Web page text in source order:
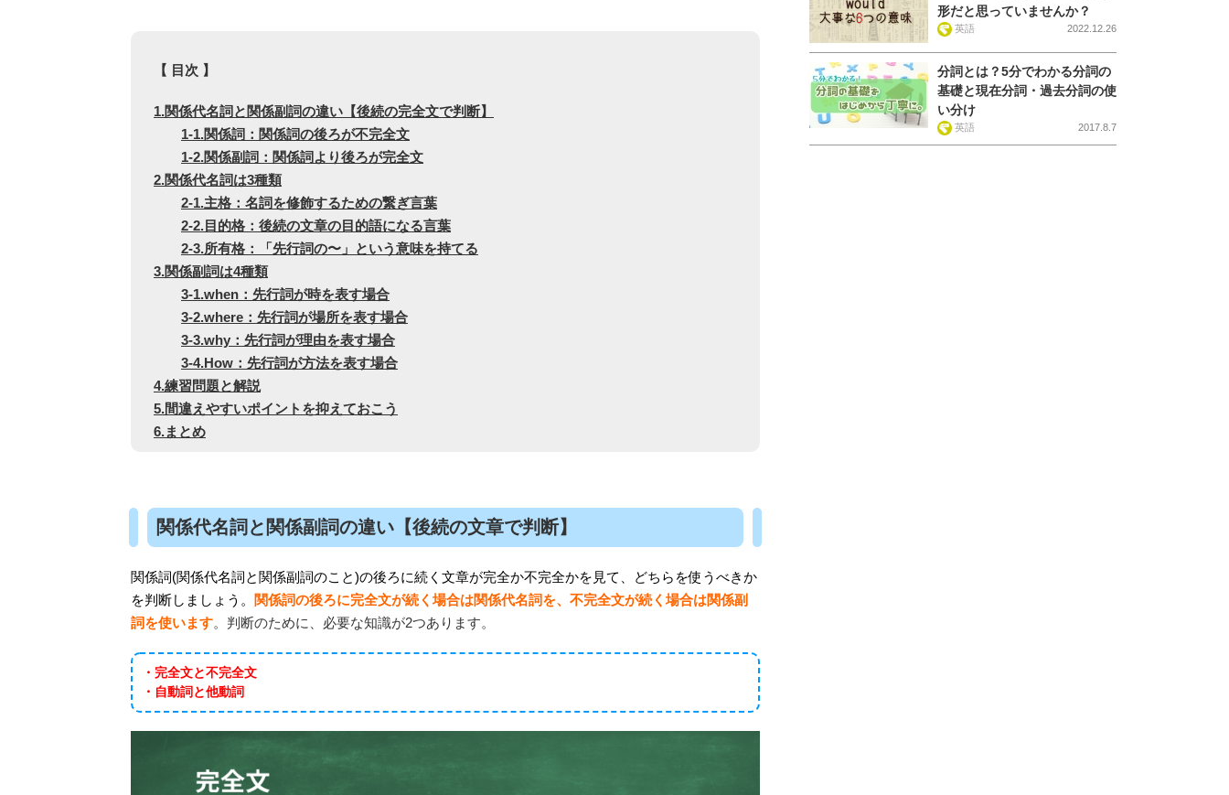
【 目次 】
1.関係代名詞と関係副詞の違い【後続の完全文で判断】
1-1.関係詞：関係詞の後ろが不完全文
1-2.関係副詞：関係詞より後ろが完全文
2.関係代名詞は3種類
2-1.主格：名詞を修飾するための繋ぎ言葉
2-2.目的格：後続の文章の目的語になる言葉
2-3.所有格：「先行詞の〜」という意味を持てる
3.関係副詞は4種類
3-1.when：先行詞が時を表す場合
3-2.where：先行詞が場所を表す場合
3-3.why：先行詞が理由を表す場合
3-4.How：先行詞が方法を表す場合
4.練習問題と解説
5.間違えやすいポイントを抑えておこう
6.まとめ
関係代名詞と関係副詞の違い【後続の文章で判断】
関係詞(関係代名詞と関係副詞のこと)の後ろに続く文章が完全か不完全かを見て、どちらを使うべきか
を判断しましょう。
関係詞の後ろに完全文が続く場合は関係代名詞を、不完全文が続く場合は関係副
詞を使います。判断のために、必要な知識が2つあります。
・完全文と不完全文
・自動詞と他動詞
形だと思っていませんか？
英語 2022.12.26
分詞とは？5分でわかる分詞の
基礎と現在分詞・過去分詞の使
い分け
英語 2017.8.7